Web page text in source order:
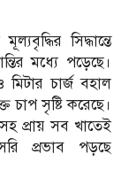
সিদ্ধান্তে
মধ্যে পড়েছে।
চার্জ বহাল
চাপ সৃষ্টি করেছে।
প্রায় সব খাতেই
প্রভাব পড়ছে